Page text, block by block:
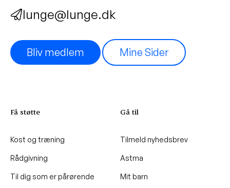
lunge@lunge.dk
Bliv medlem Mine Sider
Få støtte
Kost og træning
Rådgivning
Til dig som er pårørende
Gå til
Tilmeld nyhedsbrev
Astma
Mit barn